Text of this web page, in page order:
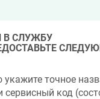
В СЛУЖБУ
укажите точное
сервисный код